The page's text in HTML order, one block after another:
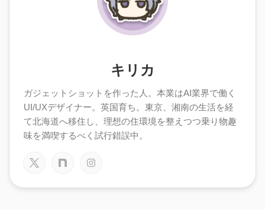
キリカ
ガジェットショットを作った人。本業はAI業界で働く
UI/UXデザイナー。英国育ち。東京、湘南の生活を経
て北海道へ移住し、理想の住環境を整えつつ乗り物趣
味を満喫するべく試行錯誤中。